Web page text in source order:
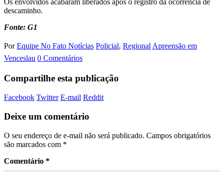
descaminho.
Fonte: G1
Por Equipe No Fato Notícias Policial, Regional Apreensão em
Venceslau 0 Comentários
Compartilhe esta publicação
Facebook Twitter E-mail Reddit
Deixe um comentário
O seu endereço de e-mail não será publicado. Campos obrigatórios
são marcados com *
Comentário *